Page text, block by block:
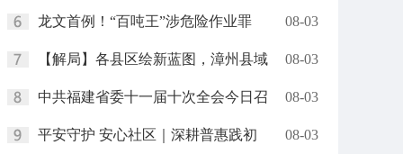
龙文首例！“百吨王”涉危险作业罪 08-03
【解局】各县区绘新蓝图，漳州县域 08-03
中共福建省委十一届十次全会今日召 08-03
平安守护 安心社区｜深耕普惠践初 08-03